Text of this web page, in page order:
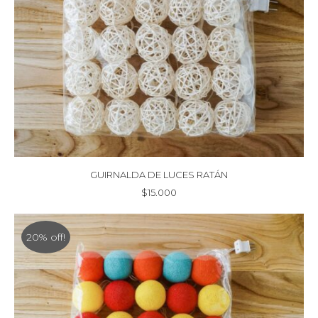
GUIRNALDA DE LUCES RATÁN
$15.000
20% off!